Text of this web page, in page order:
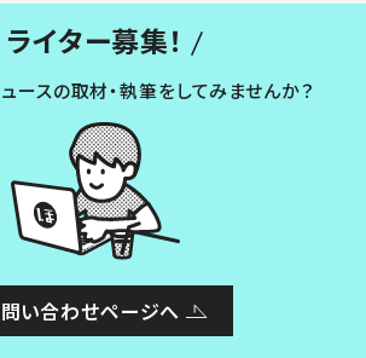
ライター募集！
ースの取材・執筆をしてみませんか？
い合わせページへ